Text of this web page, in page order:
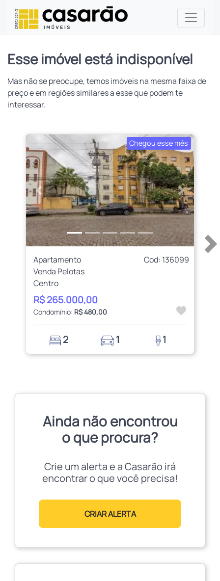
Esse imóvel está indisponível
Mas não se preocupe, temos imóveis na mesma faixa de
preço e em regiões similares a esse que podem te
interessar.
Chegou esse mês
Anterior Próximo
Apartamento
Cod: 136099
Venda Pelotas
Centro
R$ 265.000,00
Condomínio: R$ 480,00
2 1 1
Ainda não encontrou
o que procura?
Crie um alerta e a Casarão irá
encontrar o que você precisa!
CRIAR ALERTA